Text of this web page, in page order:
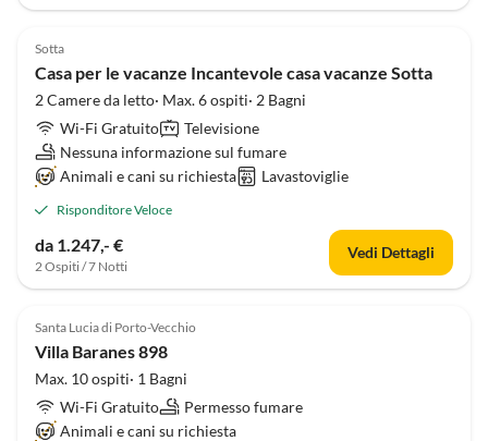
Sotta
Casa per le vacanze Incantevole casa vacanze Sotta
2 Camere da letto· Max. 6 ospiti· 2 Bagni
Wi-Fi Gratuito
Televisione
Nessuna informazione sul fumare
Animali e cani su richiesta
Lavastoviglie
Risponditore Veloce
da 1.247,- €
2 Ospiti / 7 Notti
Vedi Dettagli
Santa Lucia di Porto-Vecchio
Villa Baranes 898
Max. 10 ospiti· 1 Bagni
Wi-Fi Gratuito
Permesso fumare
Animali e cani su richiesta